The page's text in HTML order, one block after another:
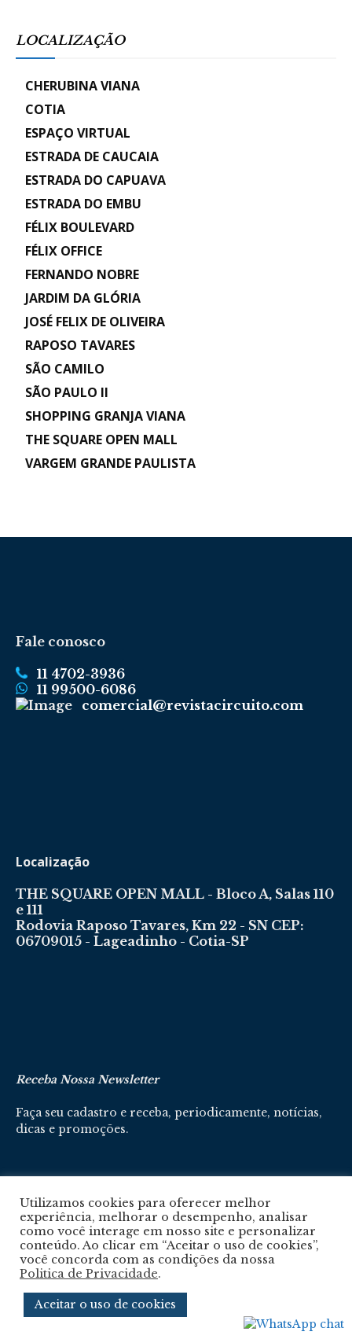
LOCALIZAÇÃO
CHERUBINA VIANA
COTIA
ESPAÇO VIRTUAL
ESTRADA DE CAUCAIA
ESTRADA DO CAPUAVA
ESTRADA DO EMBU
FÉLIX BOULEVARD
FÉLIX OFFICE
FERNANDO NOBRE
JARDIM DA GLÓRIA
JOSÉ FELIX DE OLIVEIRA
RAPOSO TAVARES
SÃO CAMILO
SÃO PAULO II
SHOPPING GRANJA VIANA
THE SQUARE OPEN MALL
VARGEM GRANDE PAULISTA
Fale conosco
11 4702-3936
11 99500-6086
comercial@revistacircuito.com
Localização
THE SQUARE OPEN MALL - Bloco A, Salas 110
e 111
Rodovia Raposo Tavares, Km 22 - SN CEP:
06709015 - Lageadinho - Cotia-SP
Receba Nossa Newsletter
Faça seu cadastro e receba, periodicamente, notícias,
dicas e promoções.
Cadastre-se aqui
Política De Privacidade
© 2024 © Revista Circuito. Todos os Direitos Reservados. Desenvolvido com
Utilizamos cookies para oferecer melhor
experiência, melhorar o desempenho, analisar
como você interage em nosso site e personalizar
conteúdo. Ao clicar em “Aceitar o uso de cookies”,
você concorda com as condições da nossa
Politica de Privacidade.
Aceitar o uso de cookies